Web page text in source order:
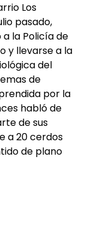
Los
pasado,
la Policía de
y llevarse a la
del
de
por la
habló de
de sus
a 20 cerdos
de plano